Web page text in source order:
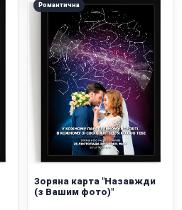
Романтична
Зоряна карта "Назавжди
(з Вашим фото)"